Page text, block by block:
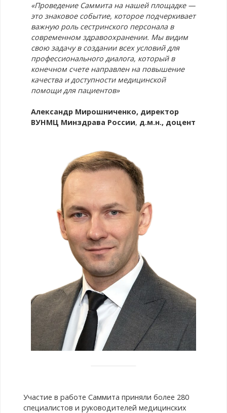
«Проведение Саммита на нашей площадке —
это знаковое событие, которое подчеркивает
важную роль сестринского персонала в
современном здравоохранении. Мы видим
свою задачу в создании всех условий для
профессионального диалога, который в
конечном счете направлен на повышение
качества и доступности медицинской
помощи для пациентов»
Александр Мирошниченко, директор
ВУНМЦ Минздрава России, д.м.н., доцент
Участие в работе Саммита приняли более 280
специалистов и руководителей медицинских